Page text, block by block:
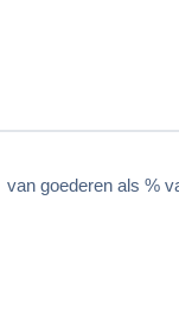
van goederen als %